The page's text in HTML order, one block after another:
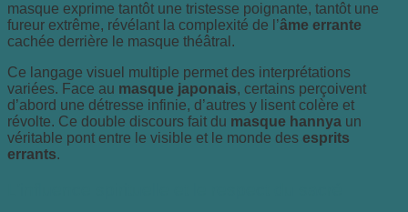
masque exprime tantôt une tristesse poignante, tantôt une
fureur extrême, révélant la complexité de l’âme errante
cachée derrière le masque théâtral.
Ce langage visuel multiple permet des interprétations
variées. Face au masque japonais, certains perçoivent
d’abord une détresse infinie, d’autres y lisent colère et
révolte. Ce double discours fait du masque hannya un
véritable pont entre le visible et le monde des esprits
errants.